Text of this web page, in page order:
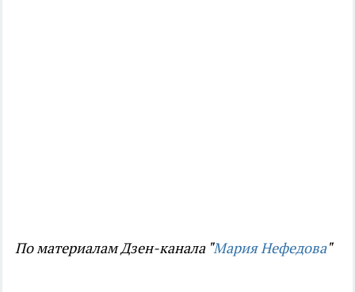
По материалам Дзен-канала "Мария Нефедова"